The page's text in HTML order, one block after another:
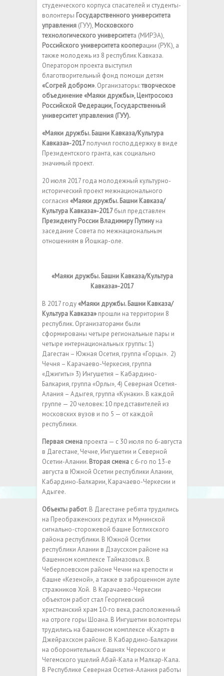
студенческого корпуса спасателей и студенты-
волонтеры Государственного университета
управления (ГУУ), Московского
технологического университета (МИРЭА),
Российского университета кооперации (РУК), а
также молодежь из 8 республик Кавказа.
Оператором проекта выступил
благотворительный фонд помощи детям
«Согрей добром». Организаторы:творческое
объединение«Маяки дружбы», Центросоюз
Российской Федерации, Государственный
университет управления (ГУУ).
«Маяки дружбы. Башни Кавказа/Культура
Кавказа»-2017получил господдержку в виде
Президентского гранта, как социально
значимый проект.
20 июля 2017 года молодежный культурно-
исторический проект межнационального
согласия «Маяки дружбы. Башни Кавказа/
Культура Кавказа»-2017был представлен
Президенту России Владимиру Путинуна
заседание Совета по межнациональным
отношениям в Йошкар-оле.
«Маяки дружбы. Башни Кавказа/Культура
Кавказа»-2017
В 2017 году«Маяки дружбы. Башни Кавказа/
Культура Кавказа» прошли на территории 8
республик. Организаторами были
сформированы четыре региональные пары и
четыре интернациональных группы: 1)
Дагестан – Южная Осетия, группа «Горцы». 2)
Чечня – Карачаево-Черкесия, группа
«Джигиты» 3) Ингушетия – Кабардино-
Балкария, группа «Орлы», 4) Северная Осетия-
Алания – Адыгея, группа «Кунаки». В каждой
группе — 20 человек: 10 представителей из
московских вузов и по 5 — от каждой
республики.
Первая смена проекта — с 30 июля по 6-августа
в Дагестане, Чечне, Ингушетии и Северной
Осетии-Алании. Вторая смена с 6-го по 13-е
августа в Южной Осетии республики Алании,
Кабардино-Балкарии, Карачаево-Черкесии и
Адыгее.
Объекты работ. В Дагестане ребята трудились
на Преображенских редутах и Мунинской
сигнально-сторожевой башне Ботлихского
района республики. В Южной Осетии
республики Алании в Дзаусском районе на
башенном комплексе Таймазовых. В
Чеберлоевском районе Чечни на крепости и
башне «Кезеной», а также в заброшенном ауле
стражников Хой. В Карачаево-Черкесии
объектом работ стал Георгиевский
христианский храм 10-го века, расположенный
на отроге горы Шоана. В Ингушетии волонтеры
трудились на башенном комплексе «Кхарт» в
Джейрахском районе. В Кабардино-Балкарии
на оборонительных башнях Черекского и
Чегемского ущелий Абай-Кала и Малкар-Кала.
В Республике Северная Осетия-Алания работы